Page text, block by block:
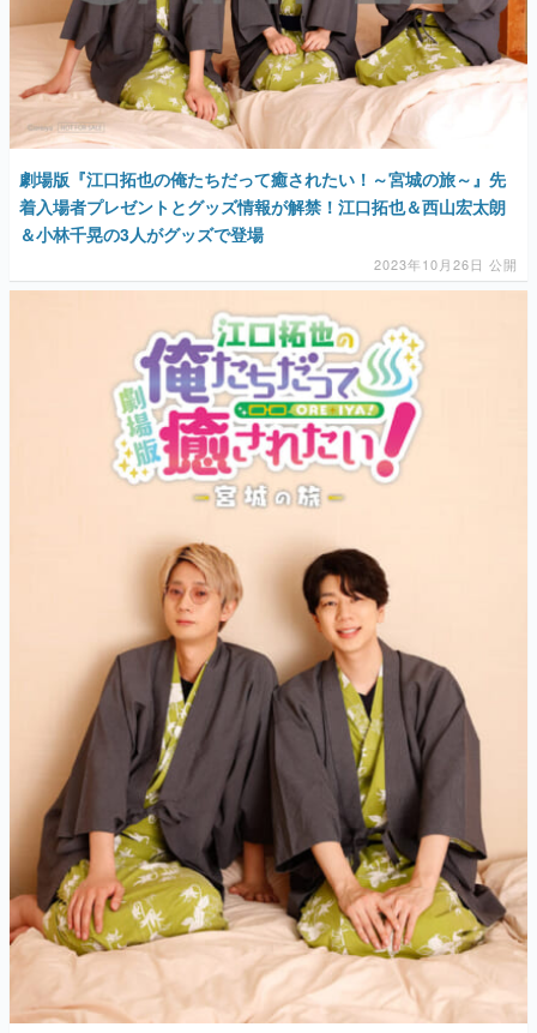
女性向け
アプリレビュー
その他
電ファミニコゲーマーとは？
運営：株式会社マレ
劇場版『江口拓也の俺たちだって癒されたい！～宮城の旅～』先
着入場者プレゼントとグッズ情報が解禁！江口拓也＆西山宏太朗
＆小林千晃の3人がグッズで登場
2023年10月26日 公開